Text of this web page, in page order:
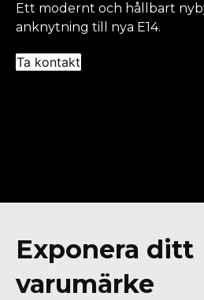
Ett modernt och hållbart
anknytning till nya E14.
Ta kontakt
Exponera ditt
varumärke